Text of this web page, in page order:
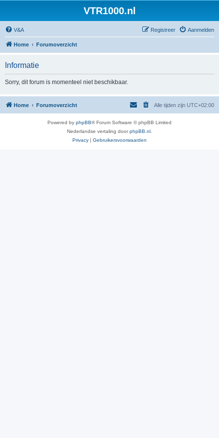
VTR1000.nl
V&A Aanmelden
Registreer
Home Forumoverzicht
Informatie
Sorry, dit forum is momenteel niet beschikbaar.
Home Forumoverzicht Alle tijden zijn UTC+02:00
Powered by phpBB® Forum Software © phpBB Limited
Nederlandse vertaling doorphpBB.nl
Privacy | Gebruikersvoorwaarden